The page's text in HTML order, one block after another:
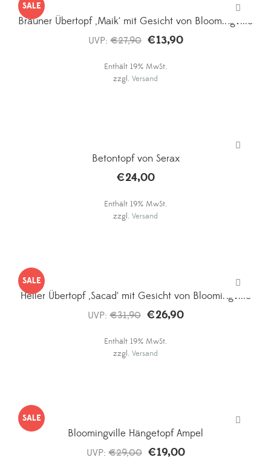
SALE
Brauner Übertopf ‚Maik‘ mit Gesicht von Bloomingville
UVP: €27,90 Ursprünglicher
war:
€13,90Aktueller
Enthält 19% MwSt.
zzgl. Versand
Betontopf von Serax
€24,00
Enthält 19% MwSt.
zzgl. Versand
SALE
Heller Übertopf ‚Sacad‘ mit Gesicht von Bloomingville
UVP: €31,90 Ursprünglicher
war:
€26,90Aktueller
Enthält 19% MwSt.
zzgl. Versand
SALE
Bloomingville Hängetopf Ampel
UVP: €29,00 Ursprünglicher
€19,00Aktueller